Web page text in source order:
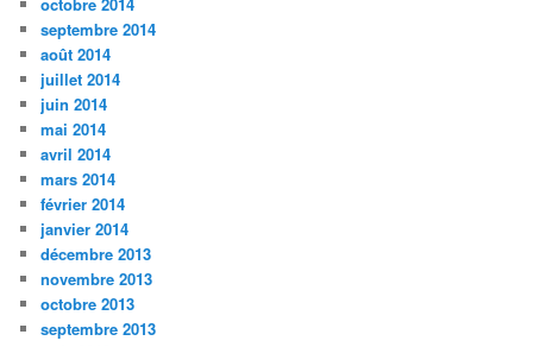
septembre 2014
août 2014
juillet 2014
juin 2014
mai 2014
avril 2014
mars 2014
février 2014
janvier 2014
décembre 2013
novembre 2013
octobre 2013
septembre 2013